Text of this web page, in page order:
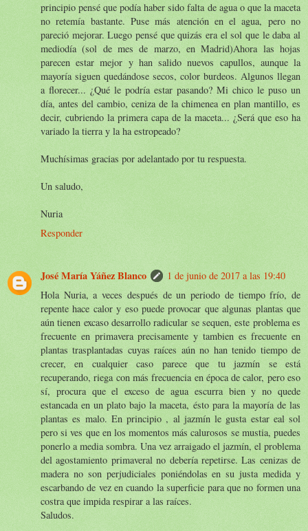
principio pensé que podía haber sido falta de agua o que la maceta
no retemía bastante. Puse más atención en el agua, pero no
pareció mejorar. Luego pensé que quizás era el sol que le daba al
mediodía (sol de mes de marzo, en Madrid)Ahora las hojas
parecen estar mejor y han salido nuevos capullos, aunque la
mayoría siguen quedándose secos, color burdeos. Algunos llegan
a florecer... ¿Qué le podría estar pasando? Mi chico le puso un
día, antes del cambio, ceniza de la chimenea en plan mantillo, es
decir, cubriendo la primera capa de la maceta... ¿Será que eso ha
variado la tierra y la ha estropeado?
Muchísimas gracias por adelantado por tu respuesta.
Un saludo,
Nuria
Responder
José María Yáñez Blanco
1 de junio de 2017 a las 19:40
Hola Nuria, a veces después de un periodo de tiempo frío, de
repente hace calor y eso puede provocar que algunas plantas que
aún tienen excaso desarrollo radicular se sequen, este problema es
frecuente en primavera precisamente y tambien es frecuente en
plantas trasplantadas cuyas raíces aún no han tenido tiempo de
crecer, en cualquier caso parece que tu jazmín se está
recuperando, riega con más frecuencia en época de calor, pero eso
sí, procura que el exceso de agua escurra bien y no quede
estancada en un plato bajo la maceta, ésto para la mayoría de las
plantas es malo. En principio , al jazmín le gusta estar eal sol
pero si ves que en los momentos más calurosos se mustia, puedes
ponerlo a media sombra. Una vez arraigado el jazmín, el problema
del agostamiento primaveral no debería repetirse. Las cenizas de
madera no son perjudiciales poniéndolas en su justa medida y
escarbando de vez en cuando la superficie para que no formen una
costra que impida respirar a las raíces.
Saludos.